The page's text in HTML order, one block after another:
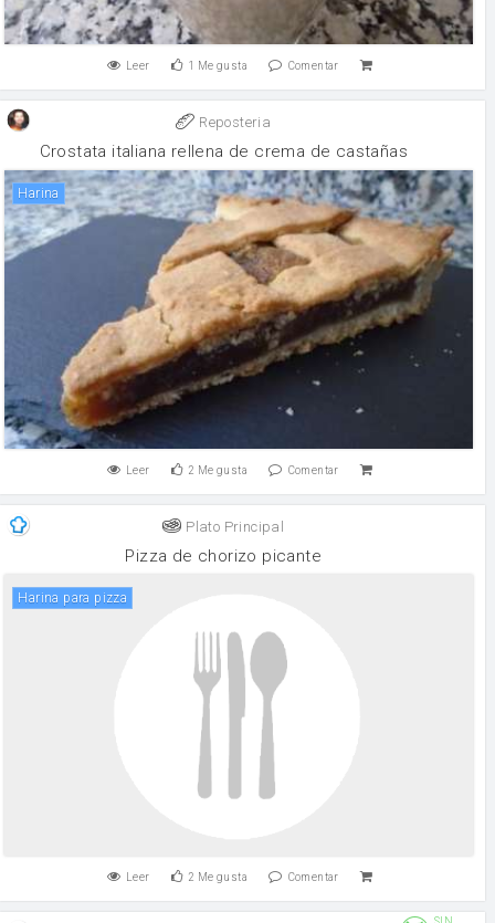
Leer 1 Me gusta Comentar
Reposteria
Crostata italiana rellena de crema de castañas
harina
Leer 2 Me gusta Comentar
Plato Principal
Pizza de chorizo picante
Harina para pizza
Leer 2 Me gusta Comentar